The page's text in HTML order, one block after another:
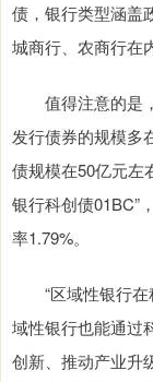
债，银行类型涵盖
城商行、农商行在
值得注意的是，
发行债券的规模多
债规模在50亿元左
银行科创债01BC”
率1.79%。
“区域性银行在
域性银行也能通过
创新、推动产业升